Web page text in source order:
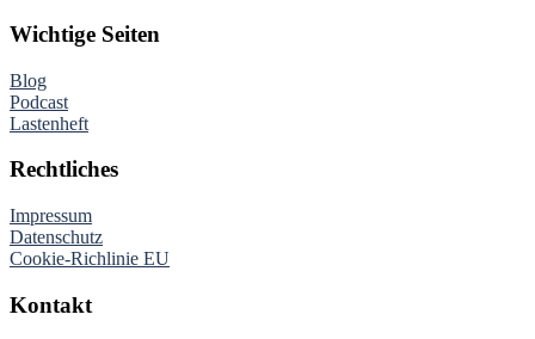
Wichtige Seiten
Blog
Podcast
Lastenheft
Rechtliches
Impressum
Datenschutz
Cookie-Richlinie EU
Kontakt